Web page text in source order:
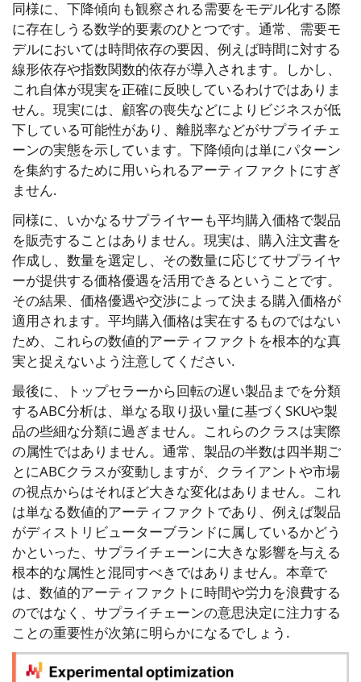
同様に、下降傾向も観察される需要をモデル化する際
に存在しうる数学的要素のひとつです。通常、需要モ
デルにおいては時間依存の要因、例えば時間に対する
線形依存や指数関数的依存が導入されます。しかし、
これ自体が現実を正確に反映しているわけではありま
せん。現実には、顧客の喪失などによりビジネスが低
下している可能性があり、離脱率などがサプライチェ
ーンの実態を示しています。下降傾向は単にパターン
を集約するために用いられるアーティファクトにすぎ
ません.
同様に、いかなるサプライヤーも平均購入価格で製品
を販売することはありません。現実は、購入注文書を
作成し、数量を選定し、その数量に応じてサプライヤ
ーが提供する価格優遇を活用できるということです。
その結果、価格優遇や交渉によって決まる購入価格が
適用されます。平均購入価格は実在するものではない
ため、これらの数値的アーティファクトを根本的な真
実と捉えないよう注意してください.
最後に、トップセラーから回転の遅い製品までを分類
するABC分析は、単なる取り扱い量に基づくSKUや製
品の些細な分類に過ぎません。これらのクラスは実際
の属性ではありません。通常、製品の半数は四半期ご
とにABCクラスが変動しますが、クライアントや市場
の視点からはそれほど大きな変化はありません。これ
は単なる数値的アーティファクトであり、例えば製品
がディストリビューターブランドに属しているかどう
かといった、サプライチェーンに大きな影響を与える
根本的な属性と混同すべきではありません。本章で
は、数値的アーティファクトに時間や労力を浪費する
のではなく、サプライチェーンの意思決定に注力する
ことの重要性が次第に明らかになるでしょう.